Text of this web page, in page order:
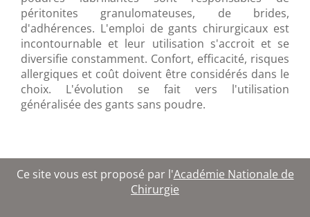
péritonites granulomateuses, de brides,
d'adhérences. L'emploi de gants chirurgicaux est
incontournable et leur utilisation s'accroit et se
diversifie constamment. Confort, efficacité, risques
allergiques et coût doivent être considérés dans le
choix. L'évolution se fait vers l'utilisation
généralisée des gants sans poudre.
Ce site vous est proposé par l'Académie Nationale de
Chirurgie